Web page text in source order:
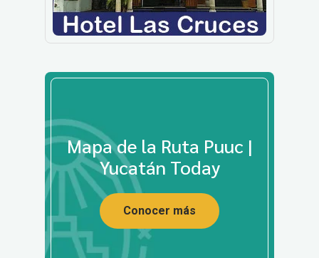
Mapa de la Ruta Puuc |
Yucatán Today
Conocer más